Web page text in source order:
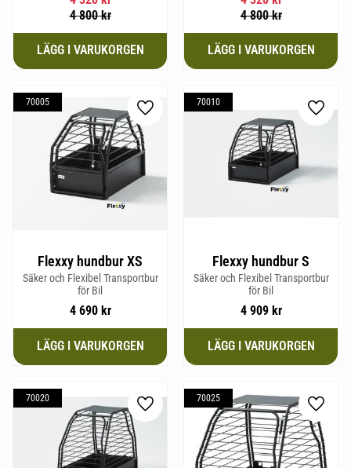
4 800kr
mm och Vikt 20,1 kg.
4 800kr
Flexxy hundbur XS
Säker och Flexibel Transportbur
för Bil
4 690kr
70005
Lägg till i favoriter
Flexxy hundbur S
Säker och Flexibel Transportbur
för Bil
4 909kr
70010
Lägg
70020
Lägg till i favoriter
70025
Lägg